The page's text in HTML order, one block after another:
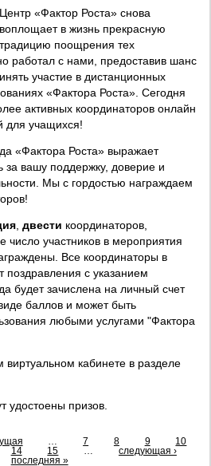
Центр «Фактор Роста» снова
воплощает в жизнь прекрасную
традицию поощрения тех
работал с нами, предоставив шанс
участие в дистанционных
«Фактора Роста». Сегодня
активных координаторов онлайн
для учащихся!
«Фактора Роста» выражает
за вашу поддержку, доверие и
Мы с гордостью награждаем
двести координаторов,
число участников в мероприятия
Все координаторы в
с указанием
будет зачислена на личный счет
баллов и может быть
любыми услугами "Фактора
виртуальном кабинете в разделе
удостоены призов.
7 8 9
10
14 15
следующая ›
последняя »